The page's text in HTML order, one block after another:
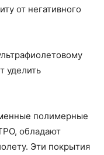
от негативного
уделить
полимерные
обладают
Эти покрытия